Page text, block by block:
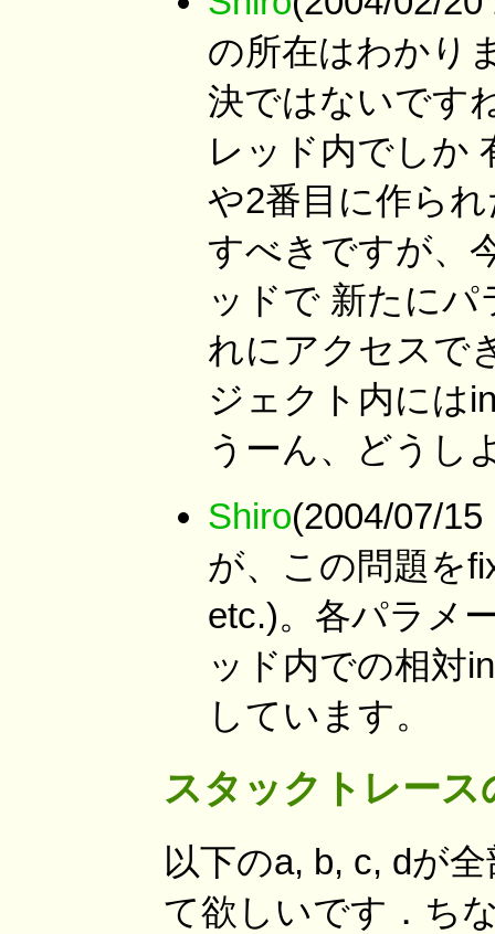
の所在はわかり
決ではないです
レッド内でしか
や2番目に作ら
すべきですが、
ッドで 新たに
れにアクセスで
ジェクト内には
うーん、どうし
Shiro(2004/07/
が、この問題を
etc.)。各パラメ
ッド内での相対
しています。
スタックトレース
以下のa, b, c, dが
て欲しいです．ち